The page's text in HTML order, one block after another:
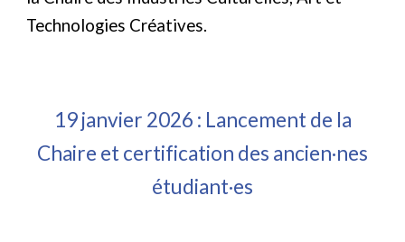
Technologies Créatives.
19 janvier 2026 : Lancement de la
Chaire et certification des ancien·nes
étudiant·es